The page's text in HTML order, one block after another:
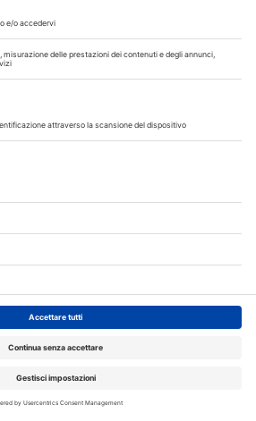
al servizio per ricevere la
quotidiana con le notizie del
al tuo account Medikey
a te riservati
ACCEDI